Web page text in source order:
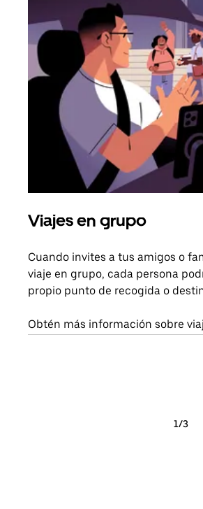
Viajes en grupo
Cuando invites a tus amigos o
viaje en grupo, cada persona
propio punto de recogida o
Obtén más información sobre
1/3